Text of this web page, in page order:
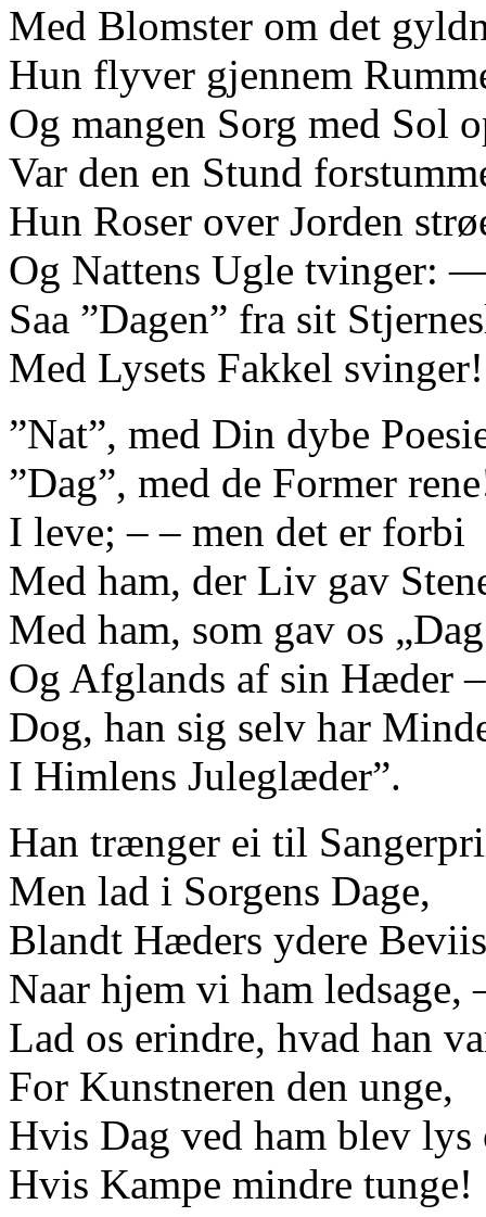
Med Blomster om det
Hun flyver gjennem
Og mangen Sorg med Sol
Var den en Stund
Hun Roser over Jorden
Og Nattens Ugle tvinger:
Saa ”Dagen” fra sit
Med Lysets Fakkel
”Nat”, med Din dybe
”Dag”, med de Former
I leve; ‒ ‒ men det er forbi
Med ham, der Liv gav
Med ham, som gav os
Og Afglands af sin Hæder
Dog, han sig selv har
I Himlens Juleglæder”.
Han trænger ei til
Men lad i Sorgens Dage,
Blandt Hæders ydere
Naar hjem vi ham ledsage,
Lad os erindre, hvad han
For Kunstneren den unge,
Hvis Dag ved ham blev lys
Hvis Kampe mindre tunge!